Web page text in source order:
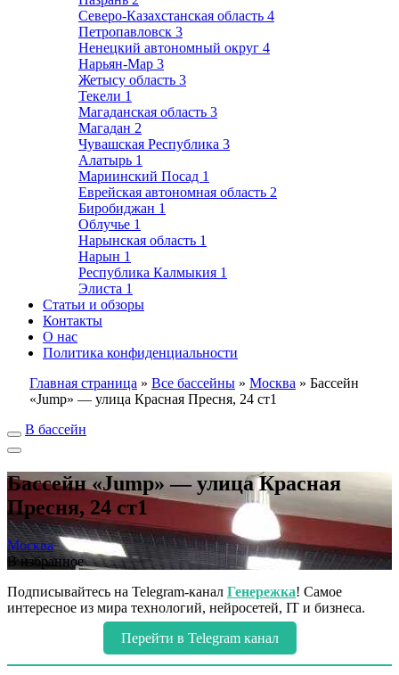
Северо-Казахстанская область 4
Петропавловск 3
Ненецкий автономный округ 4
Нарьян-Мар 3
Жетысу область 3
Текели 1
Магаданская область 3
Магадан 2
Чувашская Республика 3
Алатырь 1
Мариинский Посад 1
Еврейская автономная область 2
Биробиджан 1
Облучье 1
Нарынская область 1
Нарын 1
Республика Калмыкия 1
Элиста 1
Статьи и обзоры
Контакты
О нас
Политика конфиденциальности
Главная страница » Все бассейны » Москва » Бассейн
«Jump» — улица Красная Пресня, 24 ст1
В бассейн
Бассейн «Jump» — улица Красная
Пресня, 24 ст1
Москва
В избранное
Подписывайтесь на Telegram-канал Генережка! Самое
интересное из мира технологий, нейросетей, IT и бизнеса.
Перейти в Telegram канал